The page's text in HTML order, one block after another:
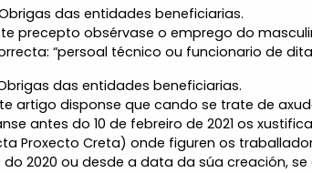
das entidades beneficiarias.
precepto obsérvase o emprego do
“persoal técnico ou funcionario de
das entidades beneficiarias.
artigo disponse que cando se trate de
antes do 10 de febreiro de 2021 os
Proxecto Creta) onde figuren os
do 2020 ou desde a data da súa creación,